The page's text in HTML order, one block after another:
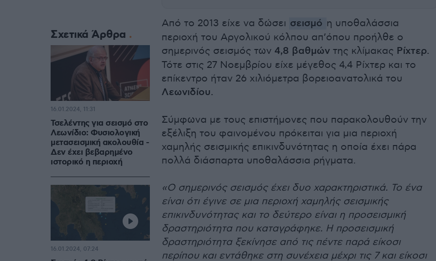
Από το 2013 είχε να δώσει σεισμό η υποθαλάσσια
περιοχή του Αργολικού κόλπου απ’όπου προήλθε ο
σημερινός σεισμός των 4,8 βαθμών της κλίμακας Ρίχτερ.
Τότε στις 27 Νοεμβρίου είχε μέγεθος 4,4 Ρίχτερ και το
επίκεντρο ήταν 26 χιλιόμετρα βορειοανατολικά του
Λεωνιδίου.
Σύμφωνα με τους επιστήμονες που παρακολουθούν την
εξέλιξη του φαινομένου πρόκειται για μια περιοχή
χαμηλής σεισμικής επικινδυνότητας η οποία έχει πάρα
πολλά διάσπαρτα υποθαλάσσια ρήγματα.
«Ο σημερινός σεισμός έχει δυο χαρακτηριστικά. Το ένα
είναι ότι έγινε σε μια περιοχή χαμηλής σεισμικής
επικινδυνότητας και το δεύτερο είναι η προσεισμική
δραστηριότητα που καταγράφηκε. Η προσεισμική
δραστηριότητα ξεκίνησε από τις πέντε παρά είκοσι
περίπου και εντάθηκε στη συνέχεια μέχρι τις 7 και είκοσι
Σχετικά Άρθρα
Τσελέντης για σεισμό στο
Λεωνίδιο: Φυσιολογική
μετασεισμική ακολουθία -
Δεν έχει βεβαρημένο
ιστορικό η περιοχή
16.01.2024, 11:31
16.01.2024, 07:24